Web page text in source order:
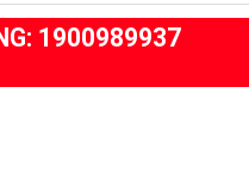
1900989937